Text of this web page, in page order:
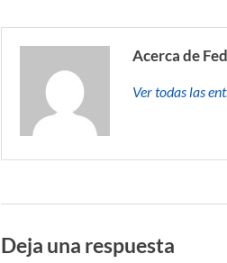
Acerca de
Ver todas las
Deja una respuesta